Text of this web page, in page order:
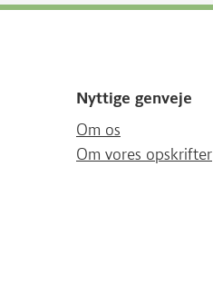
Nyttige genveje
Om os
Om vores opskrifter